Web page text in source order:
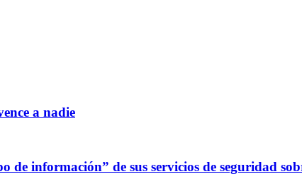
a nadie
información” de sus servicios de seguridad